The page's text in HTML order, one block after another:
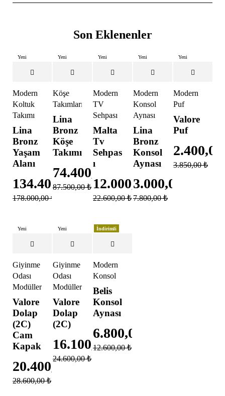
Son Eklenenler
Yeni
Modern
Koltuk
Takımı
Lina
Bronz
Yaşam
Alanı
178.000,00₺
134.400,00₺
Yeni
Köşe
Takımları
Lina
Bronz
Köşe
Takımı
87.500,00₺
74.400,00
Yeni
Modern
TV
Sehpası
Malta
Tv
Sehpas
ı
22.600,00₺
12.000,00₺
Yeni
Modern
Konsol
Aynası
Lina
Bronz
Konsol
Aynası
7.800,00₺
3.000,00
Yeni
Modern
Puf
Valore
Puf
3.850,00₺
Yeni
Giyinme
Odası
Modülleri
Valore
Dolap
(2C)
Cam
Kapak
28.600,00₺
20.400,00₺
Yeni
Giyinme
Odası
Modülleri
Valore
Dolap
(2C)
24.600,00₺
16.100,00₺
İndirimli
Modern
Konsol
Belis
Konsol
Aynası
12.600,00₺
6.800,00